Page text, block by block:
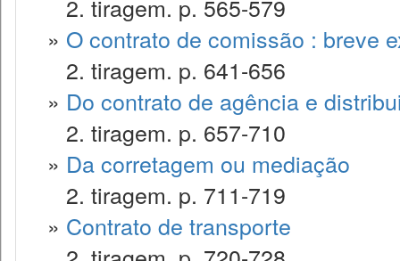
2. tiragem. p. 565-579
» O contrato de comissão : breve
2. tiragem. p. 641-656
» Do contrato de agência e
2. tiragem. p. 657-710
» Da corretagem ou mediação
2. tiragem. p. 711-719
» Contrato de transporte